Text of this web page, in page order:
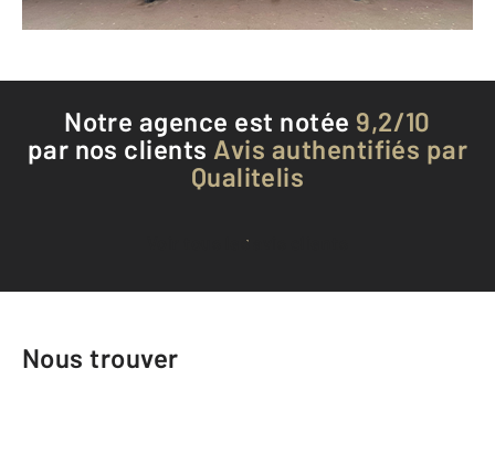
Téléphoner à l'agence
Notre agence est notée 9,2/10
par nos clients Avis authentifiés par
Qualitelis
Voir tous les avis clients
Nous trouver